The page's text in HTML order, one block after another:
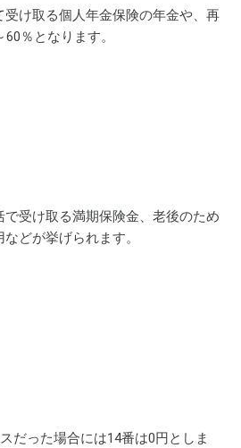
け取る個人年金保険の年金や、再
％となります。
受け取る満期保険金、老後のため
どが挙げられます。
だった場合には14番は0円としま